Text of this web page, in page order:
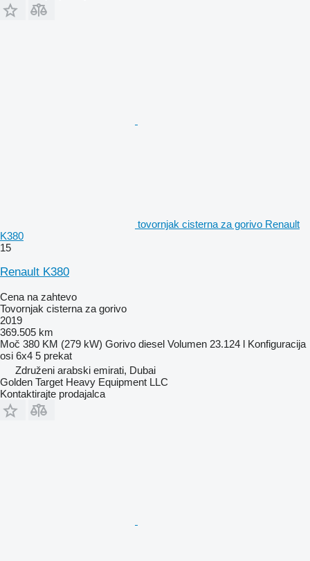
tovornjak cisterna za gorivo Renault
K380
15
Renault K380
Cena na zahtevo
Tovornjak cisterna za gorivo
2019
369.505 km
Moč 380 KM (279 kW) Gorivo diesel Volumen 23.124 l Konfiguracija
osi 6x4 5 prekat
Združeni arabski emirati, Dubai
Golden Target Heavy Equipment LLC
Kontaktirajte prodajalca